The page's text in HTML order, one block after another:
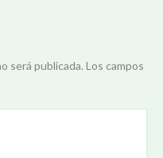
será publicada. Los campos